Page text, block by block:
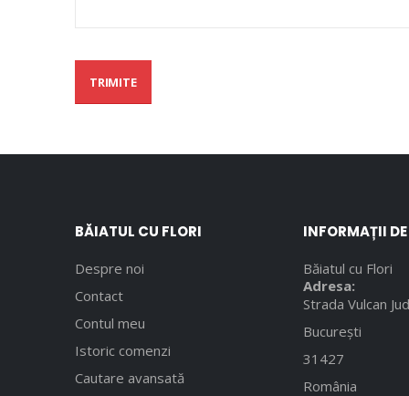
TRIMITE
BĂIATUL CU FLORI
Despre noi
Contact
Contul meu
Istoric comenzi
Cautare avansată
INFORMAȚII
Băiatul cu Flori
Adresa:
Strada Vulcan
București
31427
România